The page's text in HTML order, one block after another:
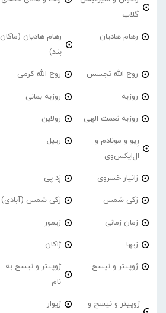
گلاب
رهام هادیان
رهام هادیان (ماکان
بند)
روح الله تجسس روح الله کرمی
روزبه روزبه بمانی
روزبه نعمت الهی رولاین
رِیو و مونادم و
ال‌ایکس‌وی
رییل
زانیار خسروی زِد پی
زکی شمس زکی شمس (آبادی)
زمان زمانی زیمور
زیها ژاکان
ژوپیتر و نیسح
ژوپیتر و نیسح به
نام
ژوپیتر و نیسح و ژیوار